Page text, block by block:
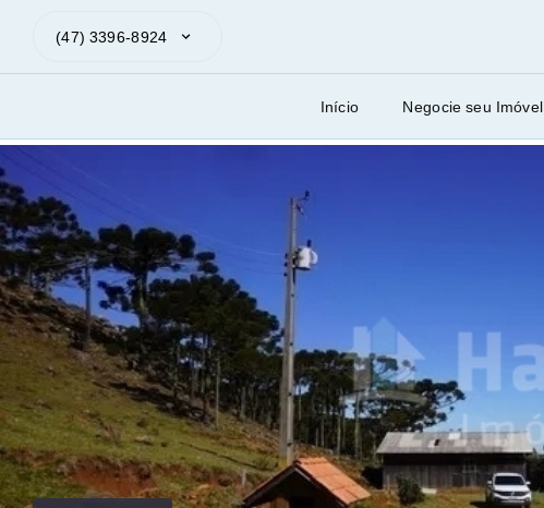
(47) 3396-8924
Início Negocie seu Imóvel